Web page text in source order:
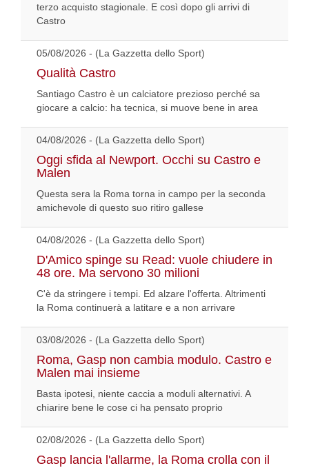
terzo acquisto stagionale. E così dopo gli arrivi di
Castro
05/08/2026 - (La Gazzetta dello Sport)
Qualità Castro
Santiago Castro è un calciatore prezioso perché sa
giocare a calcio: ha tecnica, si muove bene in area
04/08/2026 - (La Gazzetta dello Sport)
Oggi sfida al Newport. Occhi su Castro e
Malen
Questa sera la Roma torna in campo per la seconda
amichevole di questo suo ritiro gallese
04/08/2026 - (La Gazzetta dello Sport)
D'Amico spinge su Read: vuole chiudere in
48 ore. Ma servono 30 milioni
C'è da stringere i tempi. Ed alzare l'offerta. Altrimenti
la Roma continuerà a latitare e a non arrivare
03/08/2026 - (La Gazzetta dello Sport)
Roma, Gasp non cambia modulo. Castro e
Malen mai insieme
Basta ipotesi, niente caccia a moduli alternativi. A
chiarire bene le cose ci ha pensato proprio
02/08/2026 - (La Gazzetta dello Sport)
Gasp lancia l'allarme, la Roma crolla con il